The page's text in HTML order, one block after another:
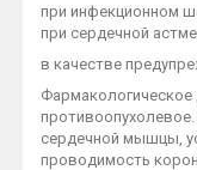
при инфекционном
при сердечной
в качестве
сердечной мышцы,
проводимость